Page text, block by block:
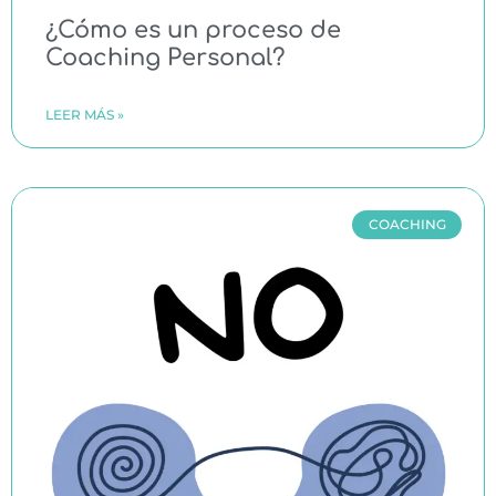
¿Cómo es un proceso de
Coaching Personal?
LEER MÁS »
COACHING